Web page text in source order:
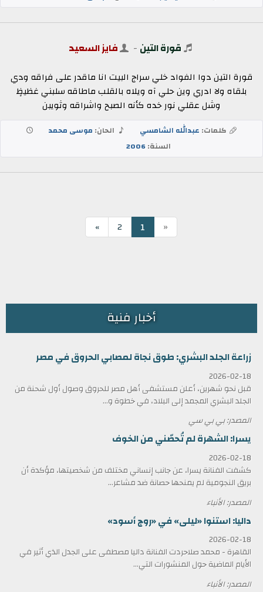
قورة التين - فايز السعيد
قورة التين دوا الفواد خلي سراج البيت انا ماقدر على فراقه ودي
بلقاه ولا ادري وين حلي آه ويلاه بالقلب ماطاقه سلبني غظيظٍ
وشل عقلي نور خده كأنه الصبح واشراقه وثويبن
كلمات: عبدالله الشامسي الحان: موسى محمد
السنة:2006
«
1
2
»
أخبار فنية
زراعة الجلد البشري: طوق نجاة لمصابي الحروق في مصر
2026-02-18
قبل نحو شهرين، أعلن مستشفى أهل مصر للحروق وصول أول شحنة من
الجلد البشري المجمد إلى البلاد، في خطوة و...
المصدر: بي بي سي
يسرا: الشهرة لم تُحصّني من الخوف
2026-02-18
كشفت الفنانة يسرا، عن جانب إنساني مختلف من شخصيتها، مؤكدة أن
بريق النجومية لم يمنحها حصانة ضد مشاعر...
المصدر: الأنباء
داليا: استنوا «ليلى» في «روج أسود»
2026-02-18
القاهرة - محمد صلاحردت الفنانة داليا مصطفى على الجدل الذي أثير في
الأيام الماضية حول المنشورات التي...
المصدر: الأنباء